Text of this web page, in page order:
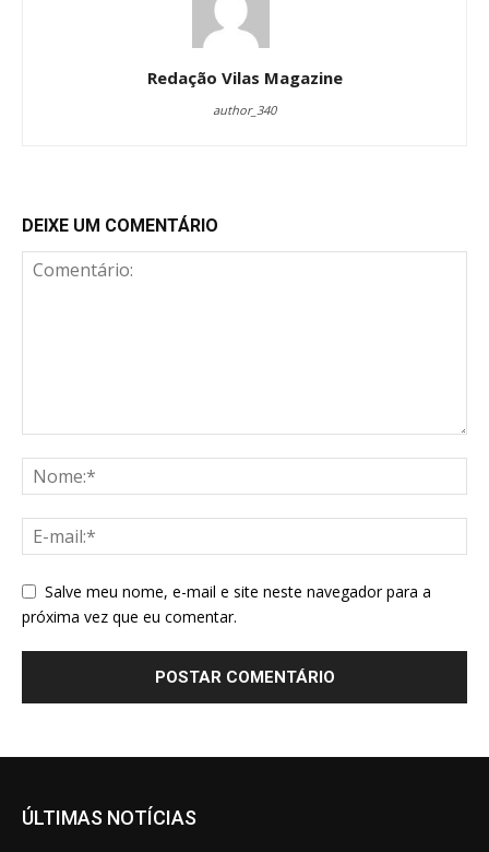
Redação Vilas Magazine
author_340
DEIXE UM COMENTÁRIO
Salve meu nome, e-mail e site neste navegador para a
próxima vez que eu comentar.
ÚLTIMAS NOTÍCIAS